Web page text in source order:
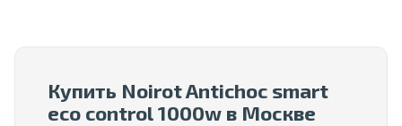
Купить Noirot Antichoc smart
eco control 1000w в Москве